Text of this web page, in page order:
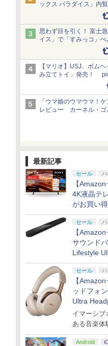
ックス パラダイス」内
思わず目を引く！ 富士
イス」で「すみっコ」
ッグを食べてみた イラ
ー化に挑戦。これが意外
pic.x.com/Kgl04hZaeg
【マリオ】USJ、ボム
み
「ウマ娘のウマウマ！
レビュー カーネル・ゴ
パッケージや描き下ろ
最新記事
セール
【
4K液晶テ
がお買い
75X75WL
プ
セール
【
サウンド
Lifestyle
や、サブ
Lifestyle
などお買
セール
【
ッドフォ
Ultra
世代）」
登場
イマーシブ
ある音楽体
Android